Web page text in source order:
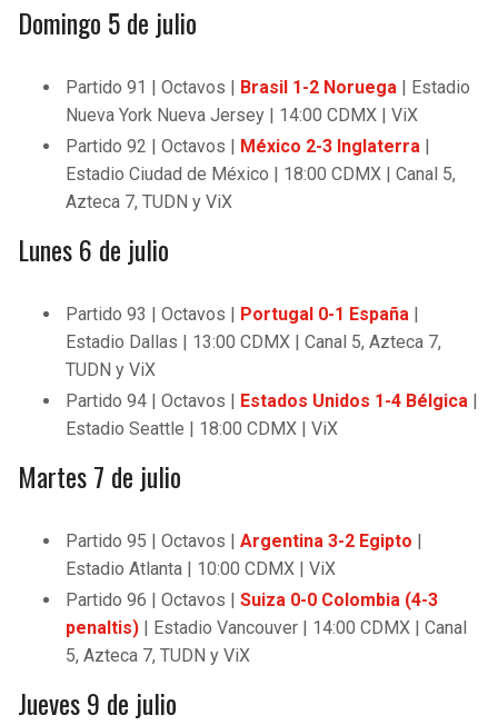
Domingo 5 de julio
Partido 91 | Octavos | Brasil 1-2 Noruega | Estadio
Nueva York Nueva Jersey | 14:00 CDMX | ViX
Partido 92 | Octavos | México 2-3 Inglaterra |
Estadio Ciudad de México | 18:00 CDMX | Canal 5,
Azteca 7, TUDN y ViX
Lunes 6 de julio
Partido 93 | Octavos | Portugal 0-1 España |
Estadio Dallas | 13:00 CDMX | Canal 5, Azteca 7,
TUDN y ViX
Partido 94 | Octavos | Estados Unidos 1-4 Bélgica |
Estadio Seattle | 18:00 CDMX | ViX
Martes 7 de julio
Partido 95 | Octavos |Argentina 3-2 Egipto |
Estadio Atlanta | 10:00 CDMX | ViX
Partido 96 | Octavos |Suiza 0-0 Colombia (4-3
penaltis) | Estadio Vancouver | 14:00 CDMX | Canal
5, Azteca 7, TUDN y ViX
Jueves 9 de julio